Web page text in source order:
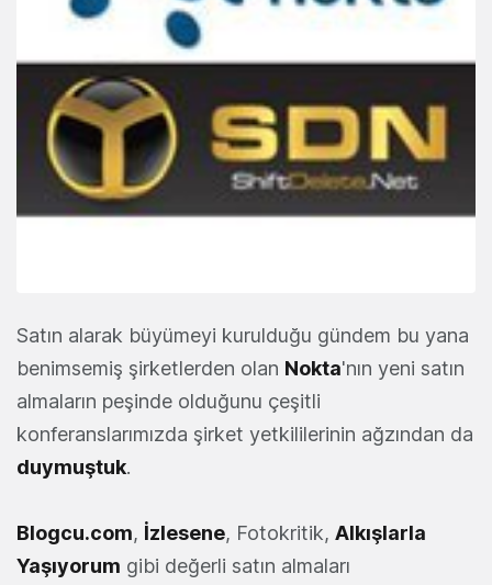
Satın alarak büyümeyi kurulduğu gündem bu yana
benimsemiş şirketlerden olan Nokta'nın yeni satın
almaların peşinde olduğunu çeşitli
konferanslarımızda şirket yetkililerinin ağzından da
duymuştuk.
Blogcu.com, İzlesene, Fotokritik, Alkışlarla
Yaşıyorum gibi değerli satın almaları